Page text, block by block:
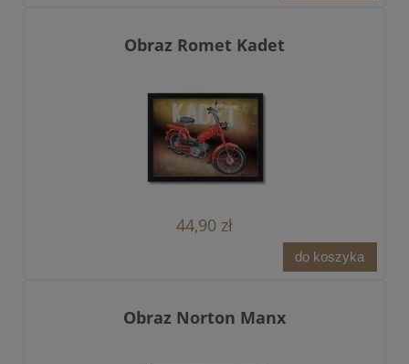
Obraz Romet Kadet
44,90 zł
do koszyka
Obraz Norton Manx